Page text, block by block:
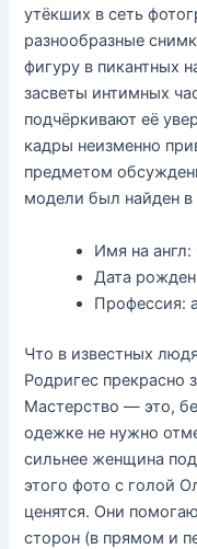
утёкших в сеть
разнообразные
фигуру в пикантных
засветы интимных
подчёркивают её
кадры неизменно
предметом
модели был найден в
Имя на англ:
Дата
Профессия:
Что в известных
Родригес прекрасно
Мастерство — это,
одежке не нужно
сильнее женщина
этого фото с голой
ценятся. Они
сторон (в прямом и